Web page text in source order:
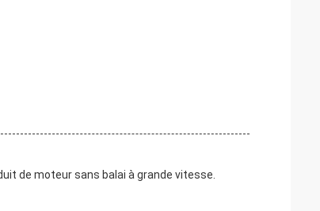
de moteur sans balai à grande vitesse.